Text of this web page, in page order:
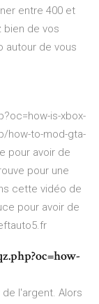
entre 400 et
bien de vos
autour de vous
is-xbox-
how-to-mod-gta-
pour avoir de
pour une
cette vidéo de
pour avoir de
l'argent. Alors